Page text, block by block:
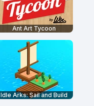
Ant Art Tycoon
Idle Arks: Sail and Build